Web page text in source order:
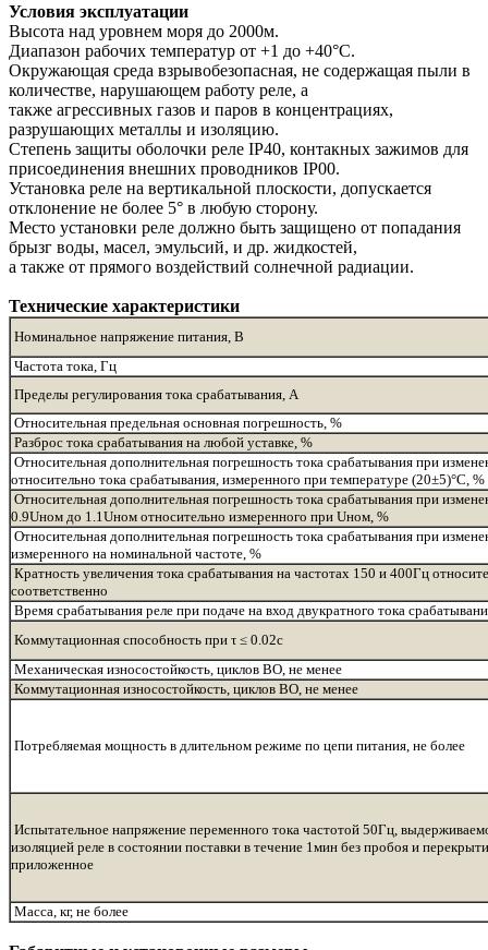
Условия эксплуатации
Высота над уровнем моря до 2000м.
Диапазон рабочих температур от +1 до +40°С.
Окружающая среда взрывобезопасная, не содержащая пыли в
количестве, нарушающем работу реле, а
также агрессивных газов и паров в концентрациях,
разрушающих металлы и изоляцию.
Степень защиты оболочки реле IP40, контакных зажимов для
присоединения внешних проводников IP00.
Установка реле на вертикальной плоскости, допускается
отклонение не более 5° в любую сторону.
Место установки реле должно быть защищено от попадания
брызг воды, масел, эмульсий, и др. жидкостей,
а также от прямого воздействий солнечной радиации.
Технические характеристики
Номинальное напряжение питания, В
Частота тока, Гц
Пределы регулирования тока срабатывания, А
Относительная предельная основная погрешность, %
Разброс тока срабатывания на любой уставке, %
Относительная дополнительная погрешность тока срабатывания при
относительно тока срабатывания, измеренного при температуре (20±5)°С, %
Относительная дополнительная погрешность тока срабатывания при
0.9Uном до 1.1Uном относительно измеренного при Uном, %
Относительная дополнительная погрешность тока срабатывания при
измеренного на номинальной частоте, %
Кратность увеличения тока срабатывания на частотах 150 и 400Гц
соответственно
Время срабатывания реле при подаче на вход двукратного тока
Коммутационная способность при τ ≤ 0.02с
Механическая износостойкость, циклов ВО, не менее
Коммутационная износостойкость, циклов ВО, не менее
Потребляемая мощность в длительном режиме по цепи питания, не более
Испытательное напряжение переменного тока частотой 50Гц,
изоляцией реле в состоянии поставки в течение 1мин без пробоя и
приложенное
Масса, кг, не более